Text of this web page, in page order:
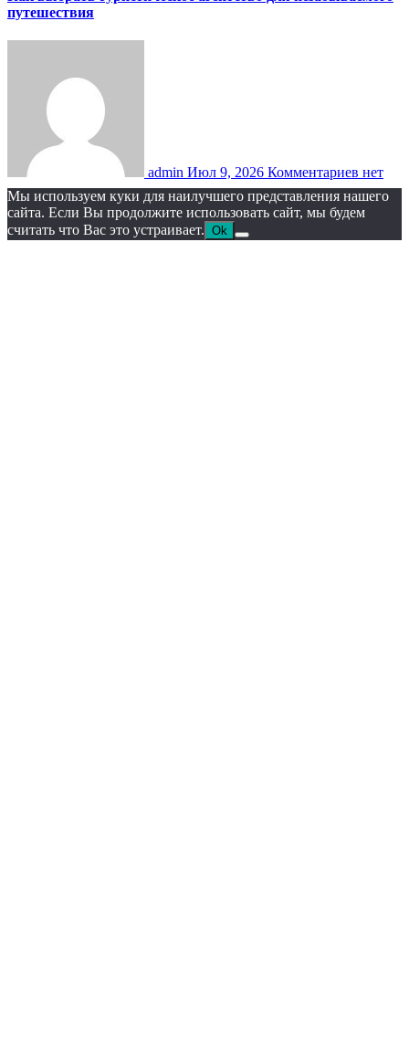
путешествия
admin Июл 9, 2026 Комментариев нет
Мы используем куки для наилучшего представления нашего
сайта. Если Вы продолжите использовать сайт, мы будем
считать что Вас это устраивает. Ok